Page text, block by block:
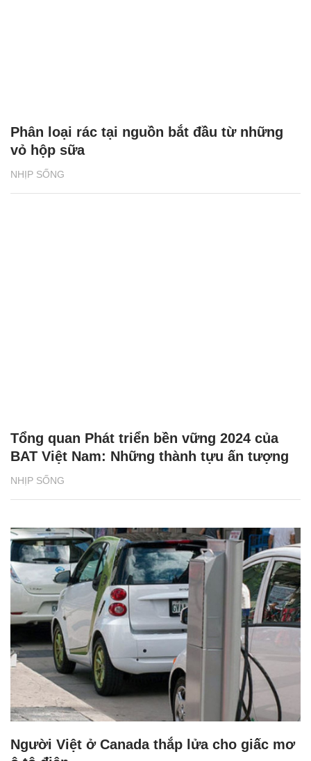
NHỊP SỐNG
Phân loại rác tại nguồn bắt đầu từ những
vỏ hộp sữa
NHỊP SỐNG
Tổng quan Phát triển bền vững 2024 của
BAT Việt Nam: Những thành tựu ấn tượng
Người Việt ở Canada thắp lửa cho giấc mơ